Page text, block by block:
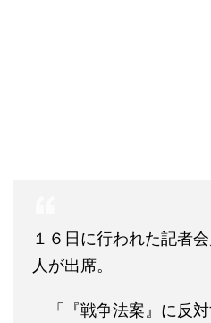
１６日に行われた記者
人が出席。
「『戦争法案』に反